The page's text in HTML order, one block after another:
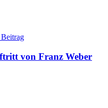
von Franz Weber